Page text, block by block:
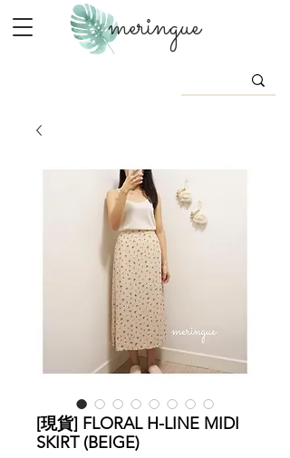
meringue
[現貨] FLORAL H-LINE MIDI
SKIRT (BEIGE)